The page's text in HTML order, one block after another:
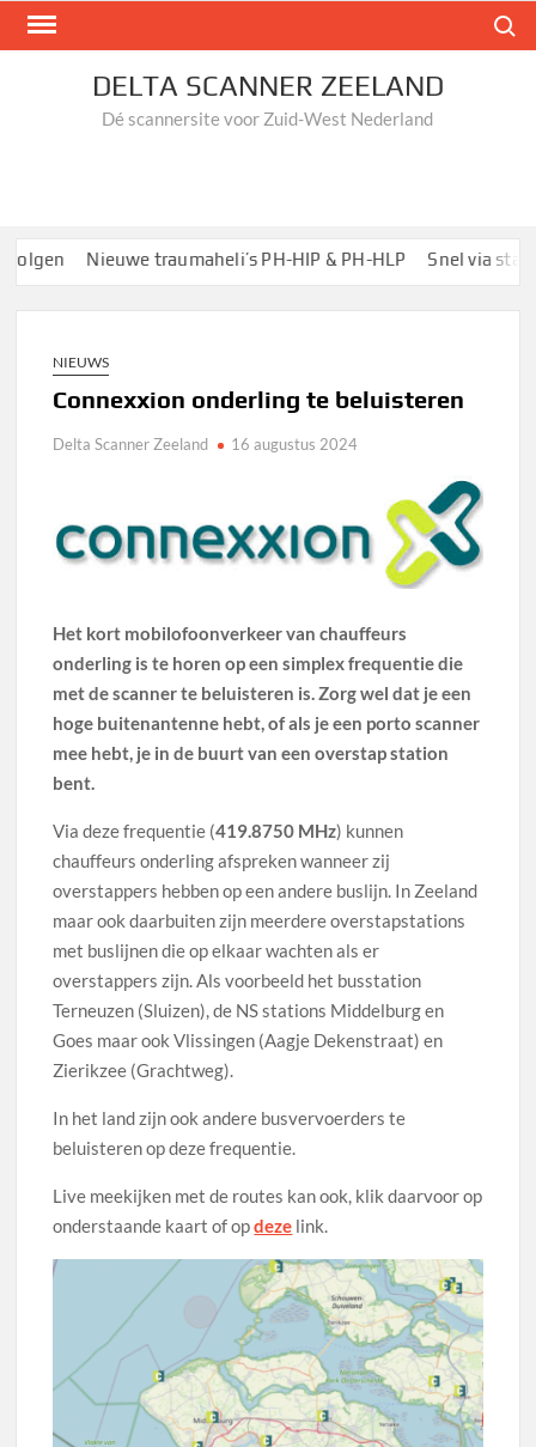
Zoek
DELTA SCANNER ZEELAND
Dé scannersite voor Zuid-West Nederland
Nieuwe traumaheli’s PH-HIP & PH-HLP Snel via
NIEUWS
Connexxion onderling te beluisteren
Delta Scanner Zeeland 16 augustus 2024
Het kort mobilofoonverkeer van chauffeurs
onderling is te horen op een simplex frequentie die
met de scanner te beluisteren is.Zorg wel dat je een
hoge buitenantenne hebt, of als je een porto scanner
mee hebt, je in de buurt van een overstap station
bent.
Via deze frequentie (419.8750 MHz) kunnen
chauffeurs onderling afspreken wanneer zij
overstappers hebben op een andere buslijn. In Zeeland
maar ook daarbuiten zijn meerdere overstapstations
met buslijnen die op elkaar wachten als er
overstappers zijn. Als voorbeeld het busstation
Terneuzen (Sluizen), de NS stations Middelburg en
Goes maar ook Vlissingen (Aagje Dekenstraat) en
Zierikzee (Grachtweg).
In het land zijn ook andere busvervoerders te
beluisteren op deze frequentie.
Live meekijken met de routes kan ook, klik daarvoor op
onderstaande kaart of opdeze link.